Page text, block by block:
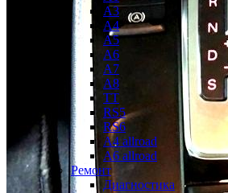
A3
A4
A5
A6
A7
A8
TT
RS5
RS6
A4 allroad
A6 allroad
Ремонт
Диагностика